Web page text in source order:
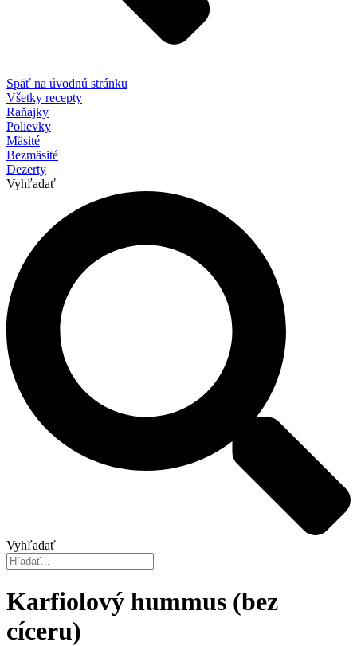
Späť na úvodnú stránku
Všetky recepty
Raňajky
Polievky
Mäsité
Bezmäsité
Dezerty
Vyhľadať
Vyhľadať
Karfiolový hummus (bez
cíceru)